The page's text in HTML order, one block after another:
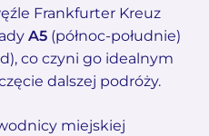
Frankfurter Kreuz
A5 (północ-południe)
co czyni go idealnym
dalszej podróży.
miejskiej